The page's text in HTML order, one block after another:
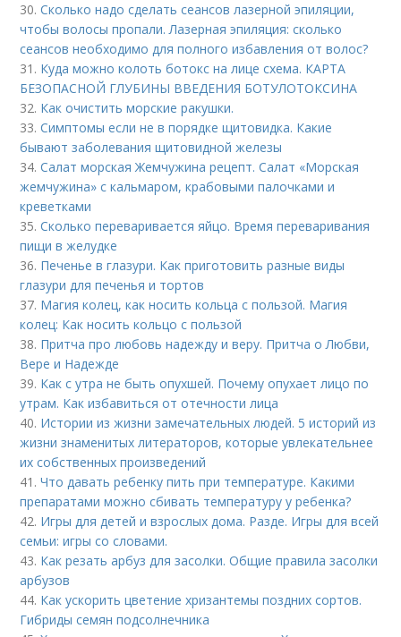
30.Сколько надо сделать сеансов лазерной эпиляции,
чтобы волосы пропали. Лазерная эпиляция: сколько
сеансов необходимо для полного избавления от волос?
31. Куда можно колоть ботокс на лице схема. КАРТА
БЕЗОПАСНОЙ ГЛУБИНЫ ВВЕДЕНИЯ БОТУЛОТОКСИНА
32. Как очистить морские ракушки.
33.Симптомы если не в порядке щитовидка. Какие
бывают заболевания щитовидной железы
34.Салат морская Жемчужина рецепт. Салат «Морская
жемчужина» с кальмаром, крабовыми палочками и
креветками
35.Сколько переваривается яйцо. Время переваривания
пищи в желудке
36. Печенье в глазури. Как приготовить разные виды
глазури для печенья и тортов
37. Магия колец, как носить кольца с пользой. Магия
колец: Как носить кольцо с пользой
38. Притча про любовь надежду и веру. Притча о Любви,
Вере и Надежде
39. Как с утра не быть опухшей. Почему опухает лицо по
утрам. Как избавиться от отечности лица
40. Истории из жизни замечательных людей. 5 историй из
жизни знаменитых литераторов, которые увлекательнее
их собственных произведений
41.Что давать ребенку пить при температуре. Какими
препаратами можно сбивать температуру у ребенка?
42. Игры для детей и взрослых дома. Разде. Игры для всей
семьи: игры со словами.
43. Как резать арбуз для засолки. Общие правила засолки
арбузов
44. Как ускорить цветение хризантемы поздних сортов.
Гибриды семян подсолнечника